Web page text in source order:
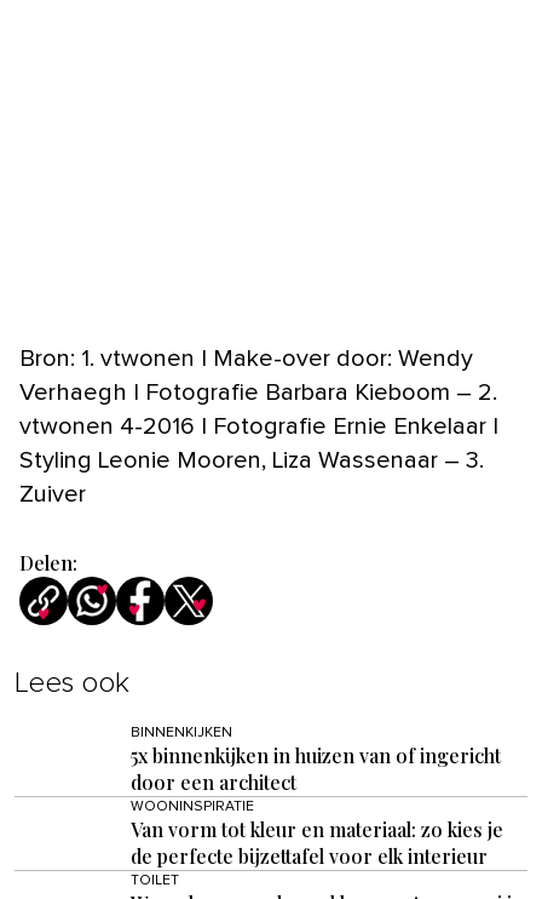
Bron: 1. vtwonen | Make-over door: Wendy
Verhaegh | Fotografie Barbara Kieboom – 2.
vtwonen 4-2016 | Fotografie Ernie Enkelaar |
Styling Leonie Mooren, Liza Wassenaar – 3.
Zuiver
Delen:
Lees ook
BINNENKIJKEN
5x binnenkijken in huizen van of ingericht
door een architect
WOONINSPIRATIE
Van vorm tot kleur en materiaal: zo kies je
de perfecte bijzettafel voor elk interieur
TOILET